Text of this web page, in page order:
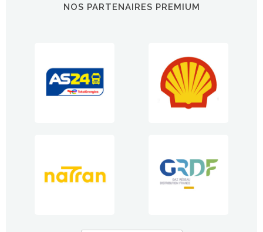
NOS PARTENAIRES PREMIUM